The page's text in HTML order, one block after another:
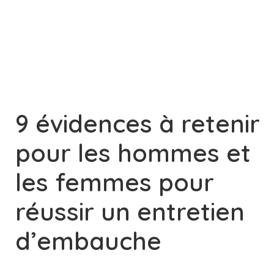
9 évidences à retenir
pour les hommes et
les femmes pour
réussir un entretien
d’embauche